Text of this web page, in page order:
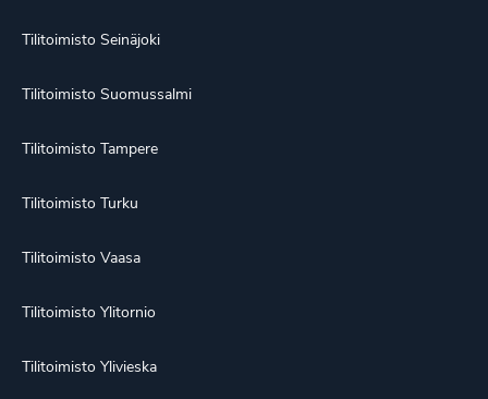
Tilitoimisto Seinäjoki
Tilitoimisto Suomussalmi
Tilitoimisto Tampere
Tilitoimisto Turku
Tilitoimisto Vaasa
Tilitoimisto Ylitornio
Tilitoimisto Ylivieska